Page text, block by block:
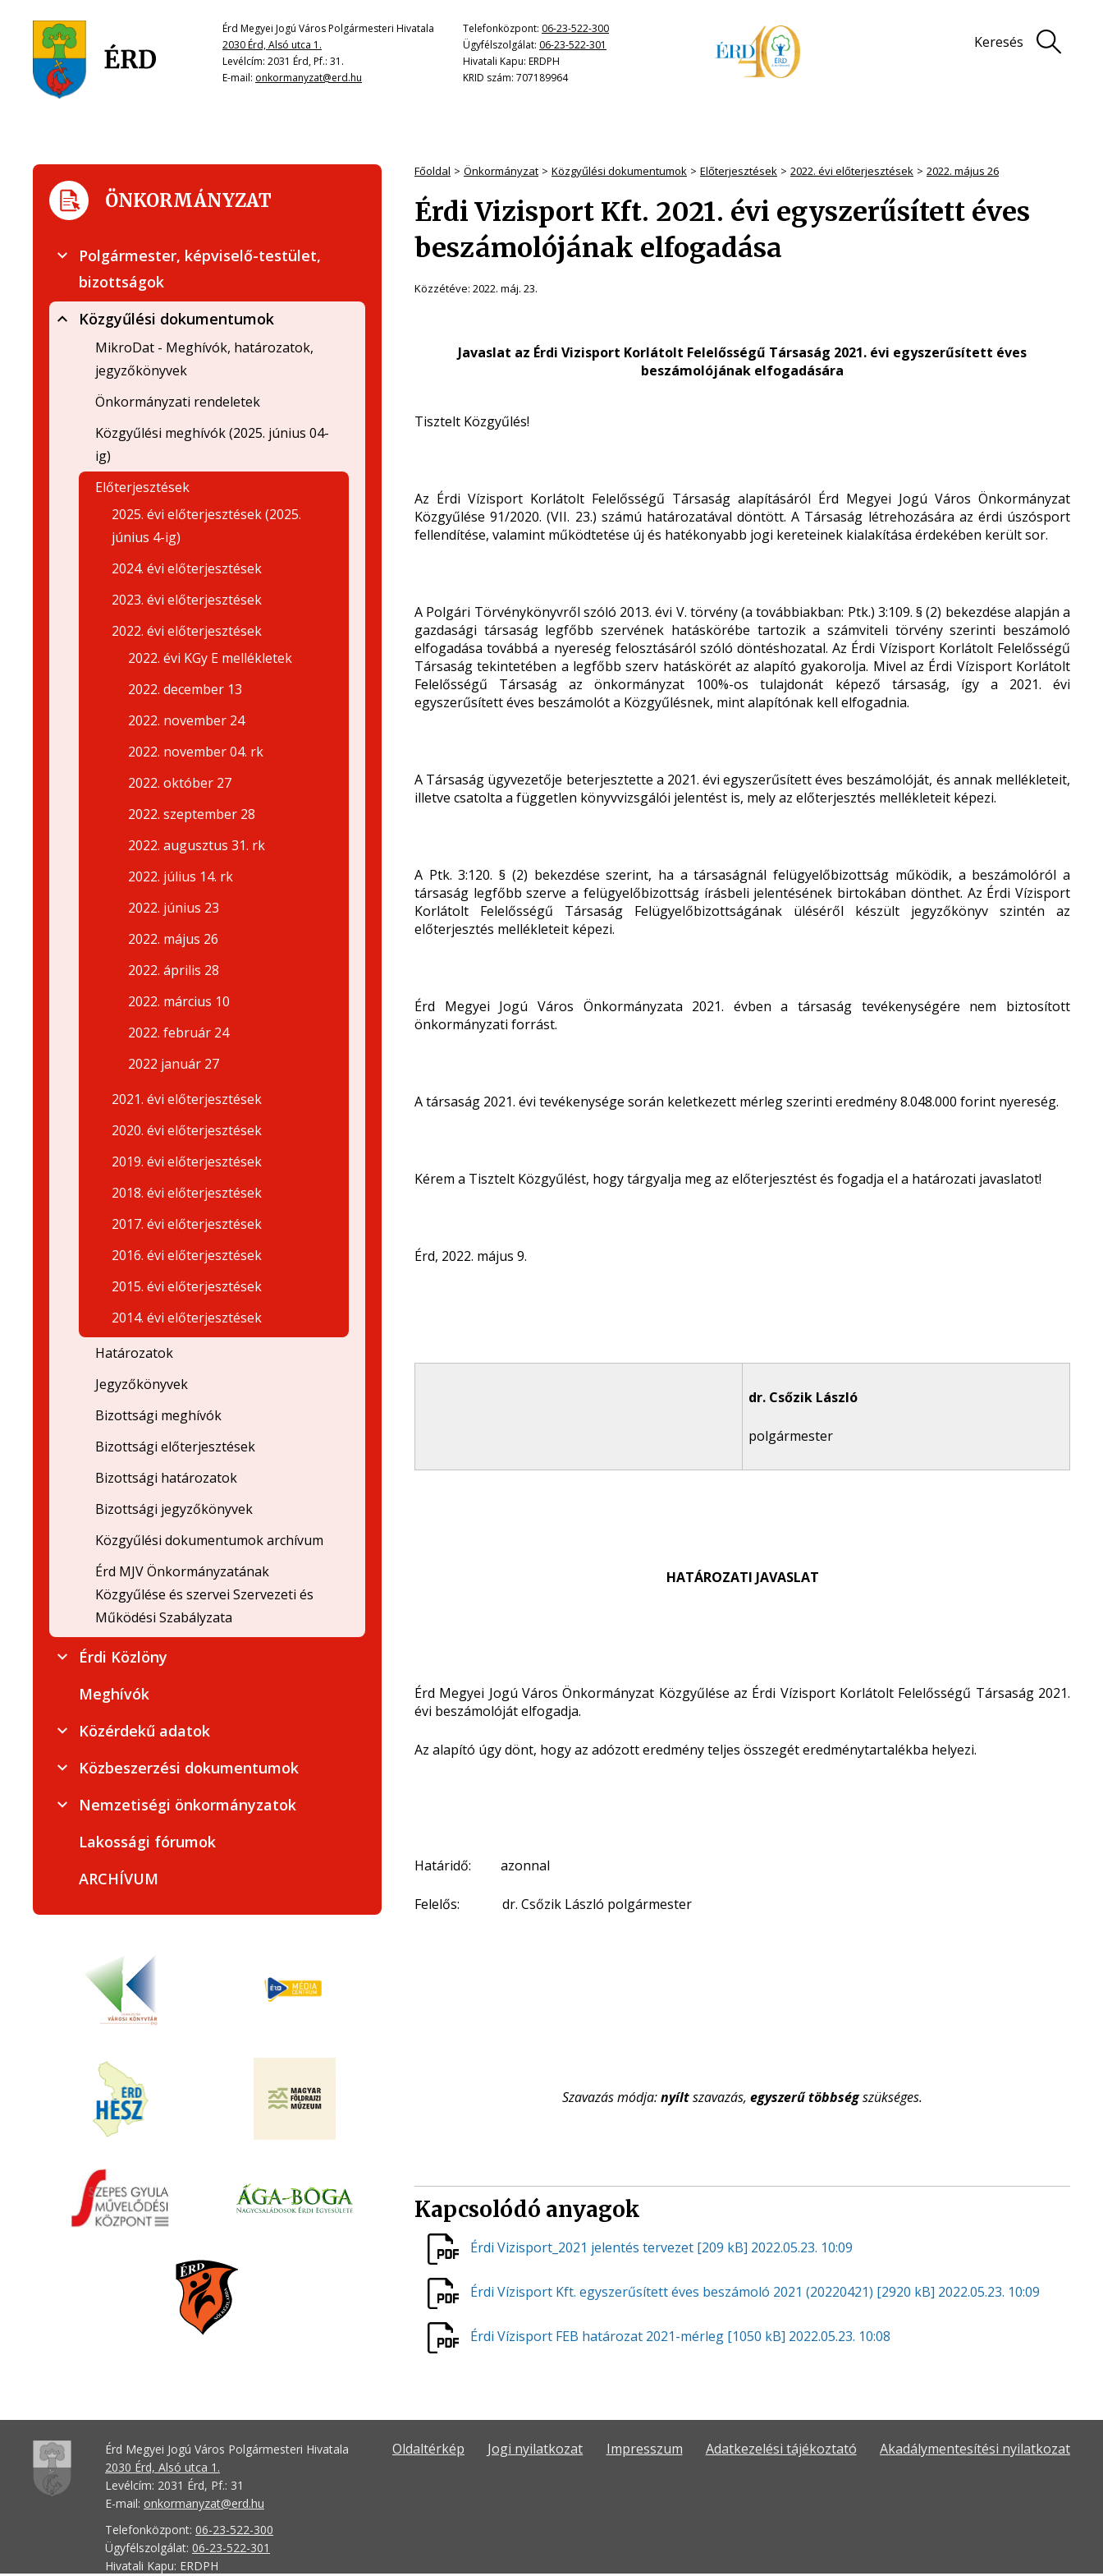
Érd Megyei Jogú Város Polgármesteri Hivatala
2030 Érd, Alsó utca 1.
Levélcím: 2031 Érd, Pf.: 31.
E-mail: onkormanyzat@erd.hu
Telefonközpont: 06-23-522-300
Ügyfélszolgálat: 06-23-522-301
Hivatali Kapu: ERDPH
KRID szám: 707189964
Keresés
Főoldal Önkormányzat Közgyűlési dokumentumok Előterjesztések 2022. évi előterjesztések 2022. május 26
Érdi Vizisport Kft. 2021. évi egyszerűsített éves
beszámolójának elfogadása
Közzétéve: 2022. máj. 23.
Javaslat az Érdi Vizisport Korlátolt Felelősségű Társaság 2021. évi egyszerűsített éves
beszámolójának elfogadására
Tisztelt Közgyűlés!
Az Érdi Vízisport Korlátolt Felelősségű Társaság alapításáról Érd Megyei Jogú Város Önkormányzat
Közgyűlése 91/2020. (VII. 23.) számú határozatával döntött. A Társaság létrehozására az érdi úszósport
fellendítése, valamint működtetése új és hatékonyabb jogi kereteinek kialakítása érdekében került sor.
A Polgári Törvénykönyvről szóló 2013. évi V. törvény (a továbbiakban: Ptk.) 3:109. § (2) bekezdése alapján a
gazdasági társaság legfőbb szervének hatáskörébe tartozik a számviteli törvény szerinti beszámoló
elfogadása továbbá a nyereség felosztásáról szóló döntéshozatal. Az Érdi Vízisport Korlátolt Felelősségű
Társaság tekintetében a legfőbb szerv hatáskörét az alapító gyakorolja. Mivel az Érdi Vízisport Korlátolt
Felelősségű Társaság az önkormányzat 100%-os tulajdonát képező társaság, így a 2021. évi
egyszerűsített éves beszámolót a Közgyűlésnek, mint alapítónak kell elfogadnia.
A Társaság ügyvezetője beterjesztette a 2021. évi egyszerűsített éves beszámolóját, és annak mellékleteit,
illetve csatolta a független könyvvizsgálói jelentést is, mely az előterjesztés mellékleteit képezi.
A Ptk. 3:120. § (2) bekezdése szerint, ha a társaságnál felügyelőbizottság működik, a beszámolóról a
társaság legfőbb szerve a felügyelőbizottság írásbeli jelentésének birtokában dönthet. Az Érdi Vízisport
Korlátolt Felelősségű Társaság Felügyelőbizottságának üléséről készült jegyzőkönyv szintén az
előterjesztés mellékleteit képezi.
Érd Megyei Jogú Város Önkormányzata 2021. évben a társaság tevékenységére nem biztosított
önkormányzati forrást.
A társaság 2021. évi tevékenysége során keletkezett mérleg szerinti eredmény 8.048.000 forint nyereség.
Kérem a Tisztelt Közgyűlést, hogy tárgyalja meg az előterjesztést és fogadja el a határozati javaslatot!
Érd, 2022. május 9.
dr. Csőzik László
polgármester
HATÁROZATI JAVASLAT
Érd Megyei Jogú Város Önkormányzat Közgyűlése az Érdi Vízisport Korlátolt Felelősségű Társaság 2021.
évi beszámolóját elfogadja.
Az alapító úgy dönt, hogy az adózott eredmény teljes összegét eredménytartalékba helyezi.
Határidő: azonnal
Felelős: dr. Csőzik László polgármester
Szavazás módja:nyíltszavazás, egyszerű többségszükséges.
Kapcsolódó anyagok
Érdi Vizisport_2021 jelentés tervezet [209 kB] 2022.05.23. 10:09
Érdi Vízisport Kft. egyszerűsített éves beszámoló 2021 (20220421) [2920 kB] 2022.05.23. 10:09
Érdi Vízisport FEB határozat 2021-mérleg [1050 kB] 2022.05.23. 10:08
ÖNKORMÁNYZAT
Polgármester, képviselő-testület,
bizottságok
Közgyűlési dokumentumok
MikroDat - Meghívók, határozatok,
jegyzőkönyvek
Önkormányzati rendeletek
Közgyűlési meghívók (2025. június 04-
ig)
Előterjesztések
2025. évi előterjesztések (2025.
június 4-ig)
2024. évi előterjesztések
2023. évi előterjesztések
2022. évi előterjesztések
2022. évi KGy E mellékletek
2022. december 13
2022. november 24
2022. november 04. rk
2022. október 27
2022. szeptember 28
2022. augusztus 31. rk
2022. július 14. rk
2022. június 23
2022. május 26
2022. április 28
2022. március 10
2022. február 24
2022 január 27
2021. évi előterjesztések
2020. évi előterjesztések
2019. évi előterjesztések
2018. évi előterjesztések
2017. évi előterjesztések
2016. évi előterjesztések
2015. évi előterjesztések
2014. évi előterjesztések
Határozatok
Jegyzőkönyvek
Bizottsági meghívók
Bizottsági előterjesztések
Bizottsági határozatok
Bizottsági jegyzőkönyvek
Közgyűlési dokumentumok archívum
Érd MJV Önkormányzatának
Közgyűlése és szervei Szervezeti és
Működési Szabályzata
Érdi Közlöny
Meghívók
Közérdekű adatok
Közbeszerzési dokumentumok
Nemzetiségi önkormányzatok
Lakossági fórumok
ARCHÍVUM
Érd Megyei Jogú Város Polgármesteri Hivatala
2030 Érd, Alsó utca 1.
Levélcím: 2031 Érd, Pf.: 31
E-mail: onkormanyzat@erd.hu
Telefonközpont: 06-23-522-300
Ügyfélszolgálat: 06-23-522-301
Hivatali Kapu: ERDPH
Oldaltérkép Jogi nyilatkozat Impresszum Adatkezelési tájékoztató Akadálymentesítési nyilatkozat